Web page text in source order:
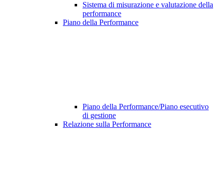
Sistema di misurazione e valutazione della
performance
Piano della Performance
Piano della Performance/Piano esecutivo
di gestione
Relazione sulla Performance